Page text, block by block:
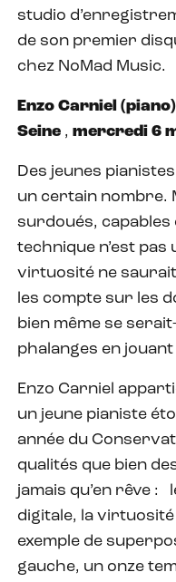
studio
de son premier
chez NoMad Music.
Enzo Carniel
Seine , mercredi 6
Des jeunes
un certain nombre.
surdoués, capables
technique n’est pas
virtuosité ne
les compte sur les
bien même se
phalanges en
Enzo Carniel
un jeune pianiste
année du
qualités que bien
jamais qu’en rêve :
digitale, la
exemple de
gauche, un onze